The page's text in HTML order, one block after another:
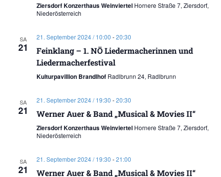
Ziersdorf Konzerthaus Weinviertel Hornere Straße 7, Ziersdorf,
Niederösterreich
SA
21
21. September 2024 / 10:00 -20:30
Feinklang – 1. NÖ Liedermacherinnen und
Liedermacherfestival
Kulturpavillion Brandlhof Radlbrunn 24, Radlbrunn
SA
21
21. September 2024 / 19:30 -20:30
Werner Auer & Band „Musical & Movies II“
Ziersdorf Konzerthaus Weinviertel Hornere Straße 7, Ziersdorf,
Niederösterreich
SA
21
21. September 2024 / 19:30 -21:00
Werner Auer & Band „Musical & Movies II“